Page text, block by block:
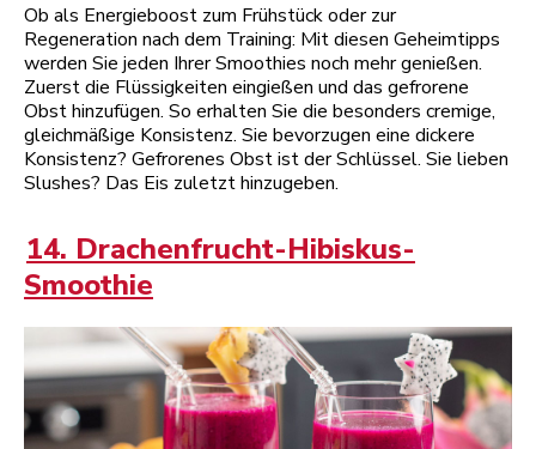
Ob als Energieboost zum Frühstück oder zur
Regeneration nach dem Training: Mit diesen Geheimtipps
werden Sie jeden Ihrer Smoothies noch mehr genießen.
Zuerst die Flüssigkeiten eingießen und das gefrorene
Obst hinzufügen. So erhalten Sie die besonders cremige,
gleichmäßige Konsistenz. Sie bevorzugen eine dickere
Konsistenz? Gefrorenes Obst ist der Schlüssel. Sie lieben
Slushes? Das Eis zuletzt hinzugeben.
14. Drachenfrucht-Hibiskus-
Smoothie